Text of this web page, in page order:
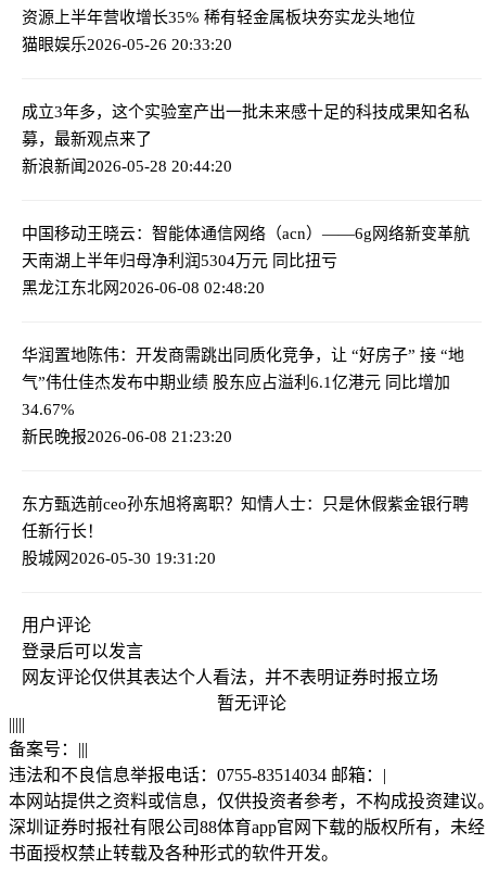
资源上半年营收增长35% 稀有轻金属板块夯实龙头地位
猫眼娱乐2026-05-26 20:33:20
成立3年多，这个实验室产出一批未来感十足的科技成果知名私
募，最新观点来了
新浪新闻2026-05-28 20:44:20
中国移动王晓云：智能体通信网络（acn）——6g网络新变革航
天南湖上半年归母净利润5304万元 同比扭亏
黑龙江东北网2026-06-08 02:48:20
华润置地陈伟：开发商需跳出同质化竞争，让 “好房子” 接 “地
气”伟仕佳杰发布中期业绩 股东应占溢利6.1亿港元 同比增加
34.67%
新民晚报2026-06-08 21:23:20
东方甄选前ceo孙东旭将离职？知情人士：只是休假紫金银行聘
任新行长！
股城网2026-05-30 19:31:20
用户评论
登录后可以发言
网友评论仅供其表达个人看法，并不表明证券时报立场
暂无评论
|||||
备案号： |||
违法和不良信息举报电话：0755-83514034 邮箱： |
本网站提供之资料或信息，仅供投资者参考，不构成投资建议
深圳证券时报社有限公司88体育app官网下载的版权所有，未经
书面授权禁止转载及各种形式的软件开发。